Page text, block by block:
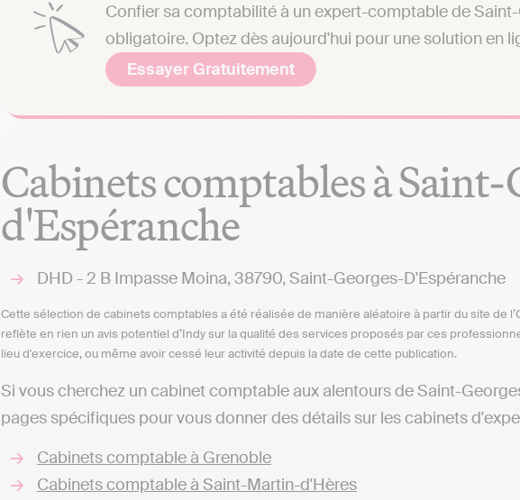
Confier sa comptabilité à un expert-comptable de
obligatoire. Optez dès aujourd'hui pour une solution en
Essayer Gratuitement
Cabinets comptables à Saint-
d'Espéranche
DHD - 2 B Impasse Moina, 38790, Saint-Georges-D'Espéranche
Cette sélection de cabinets comptables a été réalisée de manière aléatoire à partir du site de
reflète en rien un avis potentiel d’Indy sur la qualité des services proposés par ces
lieu d'exercice, ou même avoir cessé leur activité depuis la date de cette publication.
Si vous cherchez un cabinet comptable aux alentours de Saint-
pages spécifiques pour vous donner des détails sur les cabinets
Cabinets comptable à Grenoble
Cabinets comptable à Saint-Martin-d'Hères